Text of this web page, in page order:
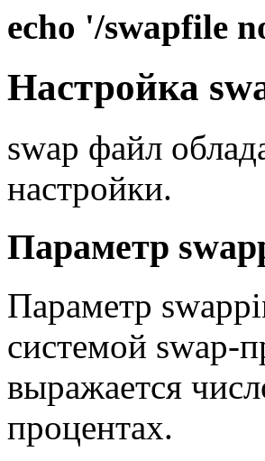
echo '/swapfile
Настройка
swap файл
настройки.
Параметр
Параметр
системой swap-
выражается
процентах.